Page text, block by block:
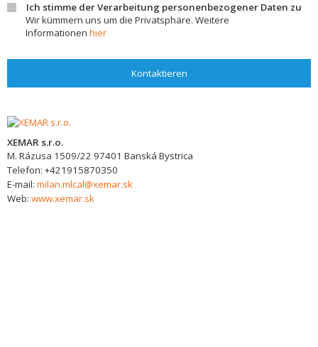
Ich stimme der Verarbeitung personenbezogener Daten zu
Wir kümmern uns um die Privatsphäre. Weitere
Informationen hier
Kontaktieren
XEMAR s.r.o.
M. Rázusa 1509/22 97401 Banská Bystrica
Telefon: +421915870350
E-mail: milan.mlcal@xemar.sk
Web: www.xemar.sk